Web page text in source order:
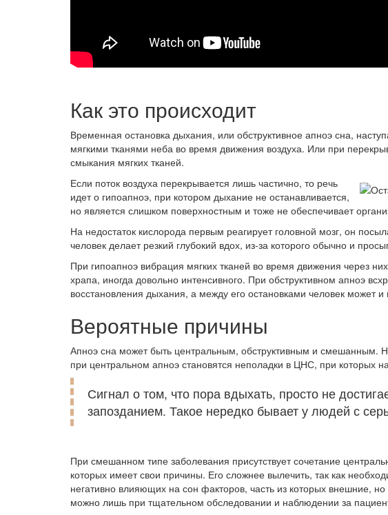
Как это происходит
Временная остановка дыхания, или обструктивное апноэ сна,
мягкими тканями неба во время движения воздуха. Или при
смыкания мягких тканей.
Если поток воздуха перекрывается лишь частично, то речь
идет о гипоапноэ, при котором дыхание не останавливается,
но является слишком поверхностным и тоже не обеспечивает
На недостаток кислорода первым реагирует головной мозг, он
человек делает резкий глубокий вдох, из-за которого обычно и
При гипоапноэ вибрация мягких тканей во время движения через
храпа, иногда довольно интенсивного. При обструктивном апноэ
восстановления дыхания, а между его остановками человек может и
Вероятные причины
Апноэ сна может быть центральным, обструктивным и смешанным.
при центральном апноэ становятся неполадки в ЦНС, при которых
Сигнал о том, что пора вдыхать, просто не
запозданием. Такое нередко бывает у людей с
При смешанном типе заболевания присутствует сочетание
которых имеет свои причины. Его сложнее вылечить, так как
негативно влияющих на сон факторов, часть из которых внешние,
можно лишь при тщательном обследовании и наблюдении за